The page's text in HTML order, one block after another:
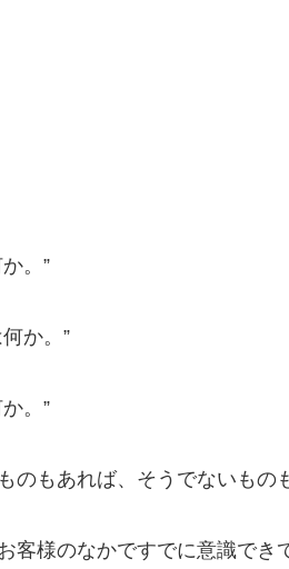
。”
か。”
。”
のもあれば、そうでないもの
客様のなかですでに意識でき